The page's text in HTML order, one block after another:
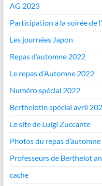
AG 2023
Participation a la soirée de
Les journées Japon
Repas d’automne 2022
Le repas d’Automne 2022
Numéro spécial 2022
Berthelotin spécial avril
Le site de Luigi Zuccante
Photos du repas
Professeurs de Berthelot
cache